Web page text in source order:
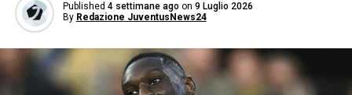
Published 4 settimane ago on 9 Luglio 2026
By Redazione JuventusNews24